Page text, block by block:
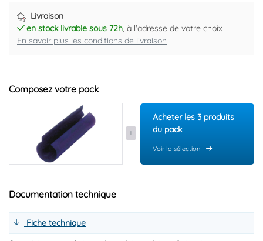
Livraison
en stock livrable sous 72h, à l'adresse de votre choix
En savoir plus les conditions de livraison
Composez votre pack
Acheter les 3 produits
du pack
Voir la sélection
Documentation technique
Fiche technique